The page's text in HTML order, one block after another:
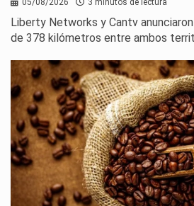
05/08/2026 3 minutos de lectura
Liberty Networks y Cantv
de 378 kilómetros entre ambos